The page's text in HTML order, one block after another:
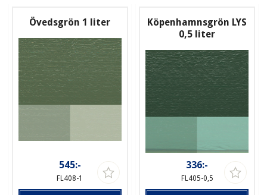
Övedsgrön 1 liter
545:-
FL408-1
Köpenhamnsgrön LYS
0,5 liter
336:-
FL405-0,5